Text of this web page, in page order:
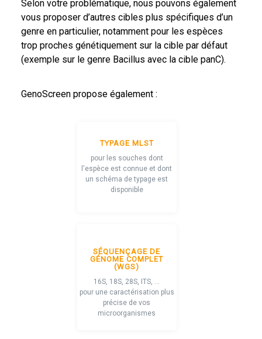
Selon votre problématique, nous pouvons également
vous proposer d’autres cibles plus spécifiques d’un
genre en particulier, notamment pour les espèces
trop proches génétiquement sur la cible par défaut
(exemple sur le genre Bacillus avec la cible panC).
GenoScreen propose également :
TYPAGE MLST
pour les souches dont
l'espèce est connue et dont
un schéma de typage est
disponible
SÉQUENÇAGE DE
GÉNOME COMPLET
(WGS)
16S, 18S, 28S, ITS, ...
pour une caractérisation plus
précise de vos
microorganismes